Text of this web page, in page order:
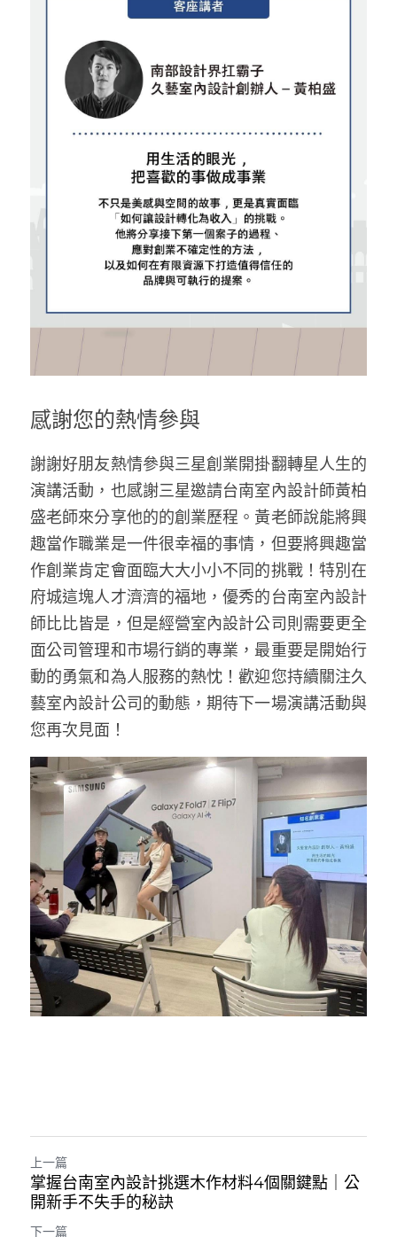
感謝您的熱情參與
謝謝好朋友熱情參與三星創業開掛翻轉星人生的
演講活動，也感謝三星邀請台南室內設計師黃柏
盛老師來分享他的的創業歷程。黃老師說能將興
趣當作職業是一件很幸福的事情，但要將興趣當
作創業肯定會面臨大大小小不同的挑戰！特別在
府城這塊人才濟濟的福地，優秀的台南室內設計
師比比皆是，但是經營室內設計公司則需要更全
面公司管理和市場行銷的專業，最重要是開始行
動的勇氣和為人服務的熱忱！歡迎您持續關注久
藝室內設計公司的動態，期待下一場演講活動與
您再次見面！
上一篇
掌握台南室內設計挑選木作材料4個關鍵點｜公
開新手不失手的秘訣
下一篇